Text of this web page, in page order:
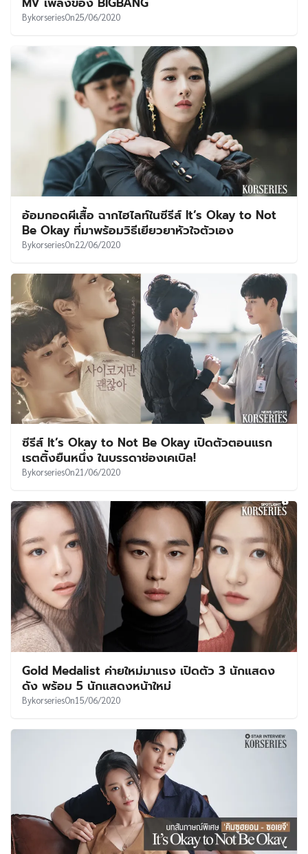
BykorseriesOn25/06/2020
อ้อมกอดผีเสื้อ ฉากไฮไลท์ในซีรีส์ It’s Okay to Not
Be Okay ที่มาพร้อมวิธีเยียวยาหัวใจตัวเอง
BykorseriesOn22/06/2020
ซีรีส์ It’s Okay to Not Be Okay เปิดตัวตอนแรก
เรตติ้งยืนหนึ่ง ในบรรดาช่องเคเบิล!
BykorseriesOn21/06/2020
Gold Medalist ค่ายใหม่มาแรง เปิดตัว 3 นักแสดง
ดัง พร้อม 5 นักแสดงหน้าใหม่
BykorseriesOn15/06/2020